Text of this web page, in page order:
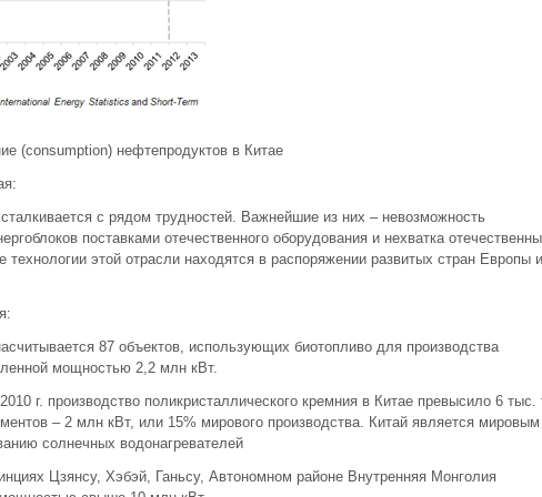
(consumption) нефтепродуктов в Китае
с рядом трудностей. Важнейшие из них – невозможность
поставками отечественного оборудования и нехватка
этой отрасли находятся в распоряжении развитых стран Европы и
87 объектов, использующих биотопливо для производства
мощностью 2,2 млн кВт.
г. производство поликристаллического кремния в Китае превысило 6 тыс.
– 2 млн кВт, или 15% мирового производства. Китай является мировым
солнечных водонагревателей
Цзянсу, Хэбэй, Ганьсу, Автономном районе Внутренняя Монголия